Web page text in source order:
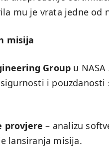
mu je vrata jedne od
misija
Group u
i
provjere – analizu
lansiranja misija.